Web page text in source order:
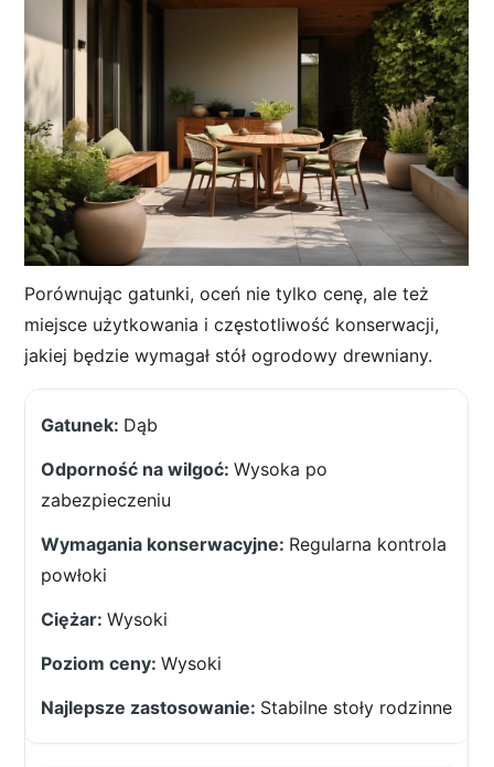
Porównując gatunki, oceń nie tylko cenę, ale też
miejsce użytkowania i częstotliwość konserwacji,
jakiej będzie wymagał stół ogrodowy drewniany.
Dąb
Wysoka po
zabezpieczeniu
Regularna kontrola
powłoki
Wysoki
Wysoki
Stabilne stoły rodzinne